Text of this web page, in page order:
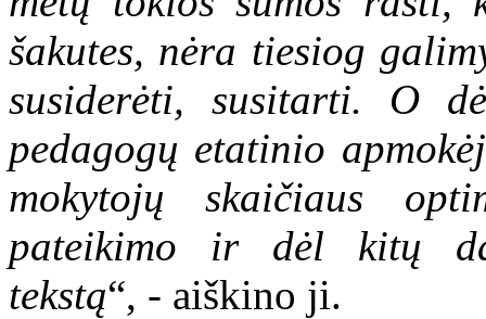
šakutes, nėra tiesiog
susiderėti, susitarti. O
pedagogų etatinio
mokytojų skaičiaus
pateikimo ir dėl kitų
tekstą“, - aiškino ji.